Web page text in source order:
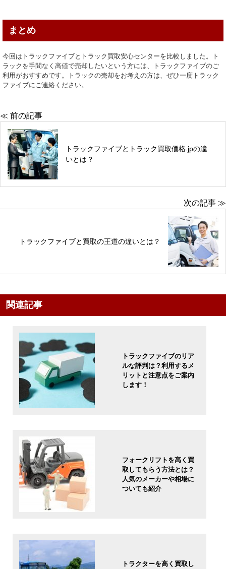
まとめ
今回はトラックファイブとトラック買取安心センターを比較しました。ト
ラックを手間なく高値で売却したいという方には、トラックファイブのご
利用がおすすめです。トラックの売却をお考えの方は、ぜひ一度トラック
ファイブにご連絡ください。
≪ 前の記事
トラックファイブとトラック買取価格.jpの違
いとは？
次の記事 ≫
トラックファイブと買取の王道の違いとは？
関連記事
トラックファイブのリア
ルな評判は？利用するメ
リットと注意点をご案内
します！
フォークリフトを高く買
取してもらう方法とは？
人気のメーカーや相場に
ついても紹介
トラクターを高く買取し